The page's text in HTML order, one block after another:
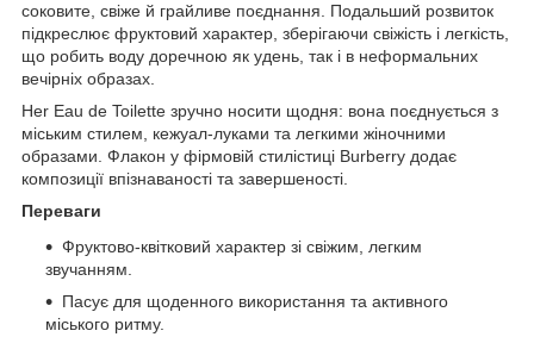
соковите, свіже й грайливе поєднання. Подальший розвиток
підкреслює фруктовий характер, зберігаючи свіжість і легкість,
що робить воду доречною як удень, так і в неформальних
вечірніх образах.
Her Eau de Toilette зручно носити щодня: вона поєднується з
міським стилем, кежуал-луками та легкими жіночними
образами. Флакон у фірмовій стилістиці Burberry додає
композиції впізнаваності та завершеності.
Переваги
Фруктово-квітковий характер зі свіжим, легким
звучанням.
Пасує для щоденного використання та активного
міського ритму.